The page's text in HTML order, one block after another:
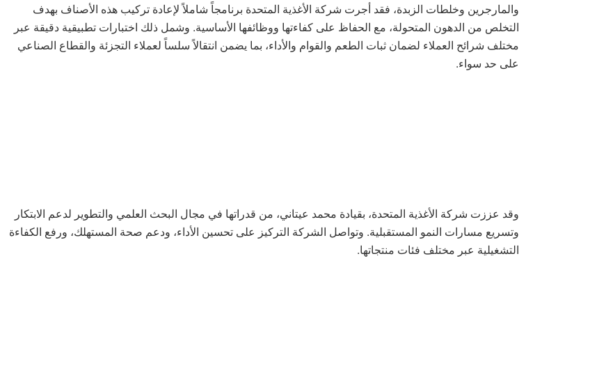
والمارجرين وخلطات الزبدة، فقد أجرت شركة الأغذية المتحدة برنامجاً شاملاً لإعادة تركيب هذه الأصناف بهدف
التخلص من الدهون المتحولة، مع الحفاظ على كفاءتها ووظائفها الأساسية. وشمل ذلك اختبارات تطبيقية دقيقة عبر
مختلف شرائح العملاء لضمان ثبات الطعم والقوام والأداء، بما يضمن انتقالاً سلساً لعملاء التجزئة والقطاع الصناعي
على حد سواء.
وقد عززت شركة الأغذية المتحدة، بقيادة محمد عيتاني، من قدراتها في مجال البحث العلمي والتطوير لدعم الابتكار
وتسريع مسارات النمو المستقبلية. وتواصل الشركة التركيز على تحسين الأداء، ودعم صحة المستهلك، ورفع الكفاءة
التشغيلية عبر مختلف فئات منتجاتها.